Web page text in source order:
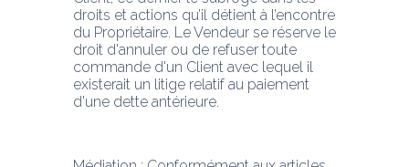
droits et actions qu’il détient à l’encontre
du Propriétaire. Le Vendeur se réserve le
droit d'annuler ou de refuser toute
commande d'un Client avec lequel il
existerait un litige relatif au paiement
d'une dette antérieure.